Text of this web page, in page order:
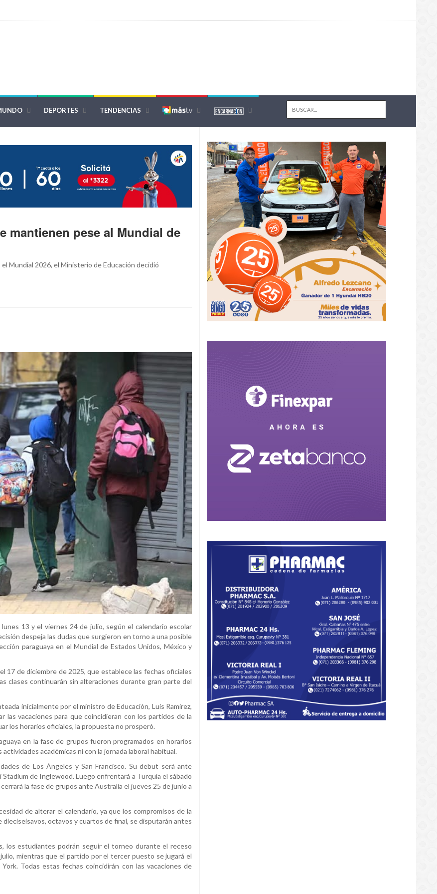
DEPORTES TENDENCIAS
mantienen pese al Mundial de
Mundial 2026, el Ministerio de Educación decidió
13 y el viernes 24 de julio, según el calendario escolar
despeja las dudas que surgieron en torno a una posible
paraguaya en el Mundial de Estados Unidos, México y
17 de diciembre de 2025, que establece las fechas oficiales
clases continuarán sin alteraciones durante gran parte del
inicialmente por el ministro de Educación, Luis Ramírez,
las vacaciones para que coincidieran con los partidos de la
los horarios oficiales, la propuesta no prosperó.
en la fase de grupos fueron programados en horarios
académicas ni con la jornada laboral habitual.
de Los Ángeles y San Francisco. Su debut será ante
de Inglewood. Luego enfrentará a Turquía el sábado
la fase de grupos ante Australia el jueves 25 de junio a
de alterar el calendario, ya que los compromisos de la
octavos y cuartos de final, se disputarán antes
los estudiantes podrán seguir el torneo durante el receso
mientras que el partido por el tercer puesto se jugará el
Todas estas fechas coincidirán con las vacaciones de